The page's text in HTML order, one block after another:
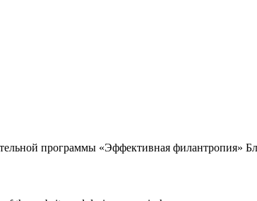
программы «Эффективная филантропия»